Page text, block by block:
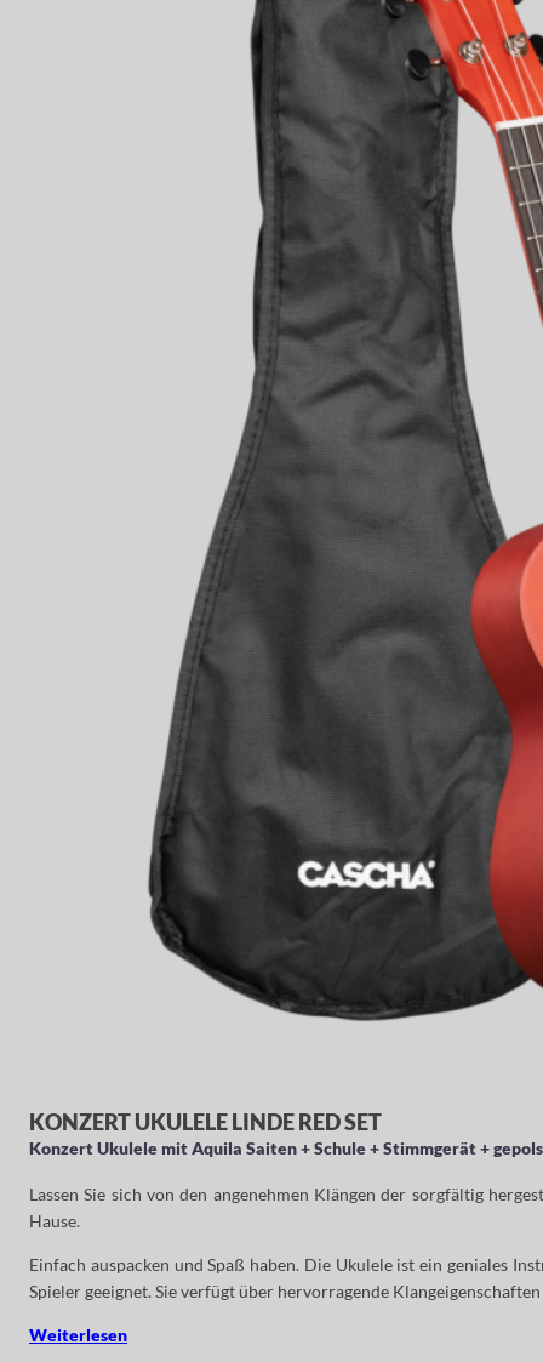
KONZERT UKULELE LINDE RED SET
Konzert Ukulele mit Aquila Saiten + Schule + Stimmgerät +
Lassen Sie sich von den angenehmen Klängen der sorgfältig
Hause.
Einfach auspacken und Spaß haben. Die Ukulele ist ein geniales
Spieler geeignet. Sie verfügt über hervorragende
Weiterlesen